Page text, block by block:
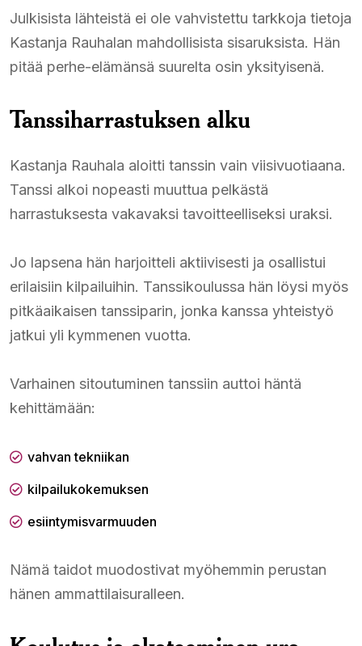
Julkisista lähteistä ei ole vahvistettu tarkkoja tietoja
Kastanja Rauhalan mahdollisista sisaruksista. Hän
pitää perhe-elämänsä suurelta osin yksityisenä.
Tanssiharrastuksen alku
Kastanja Rauhala aloitti tanssin vain viisivuotiaana.
Tanssi alkoi nopeasti muuttua pelkästä
harrastuksesta vakavaksi tavoitteelliseksi uraksi.
Jo lapsena hän harjoitteli aktiivisesti ja osallistui
erilaisiin kilpailuihin. Tanssikoulussa hän löysi myös
pitkäaikaisen tanssiparin, jonka kanssa yhteistyö
jatkui yli kymmenen vuotta.
Varhainen sitoutuminen tanssiin auttoi häntä
kehittämään:
vahvan tekniikan
kilpailukokemuksen
esiintymisvarmuuden
Nämä taidot muodostivat myöhemmin perustan
hänen ammattilaisuralleen.